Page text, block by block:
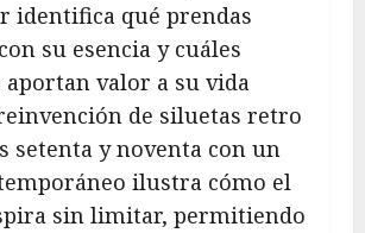
identifica qué prendas
su esencia y cuáles
valor a su vida
de siluetas retro
setenta y noventa con un
ilustra cómo el
sin limitar, permitiendo